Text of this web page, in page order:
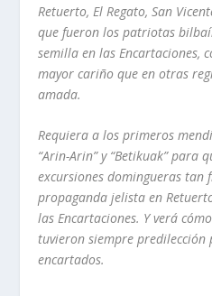
Retuerto, El Regato, San
que fueron los patriotas
semilla en las Encartaciones,
mayor cariño que en otras
amada.
Requiera a los primeros
“Arin-Arin” y “Betikuak” para
excursiones domingueras tan
propaganda jelista en
las Encartaciones. Y verá
tuvieron siempre
encartados.